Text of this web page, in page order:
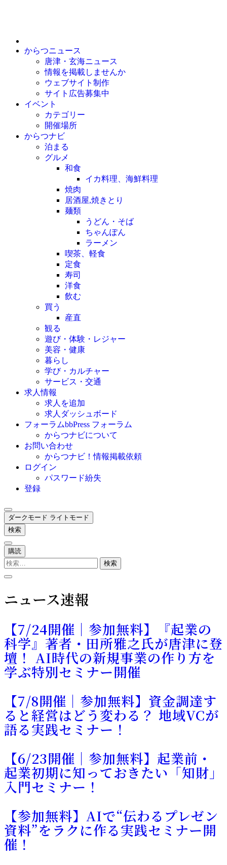
からつニュース
唐津・玄海ニュース
情報を掲載しませんか
ウェブサイト制作
サイト広告募集中
イベント
カテゴリー
開催場所
からつナビ
泊まる
グルメ
和食
イカ料理、海鮮料理
焼肉
居酒屋,焼きとり
麺類
うどん・そば
ちゃんぽん
ラーメン
喫茶、軽食
定食
寿司
洋食
飲む
買う
産直
観る
遊び・体験・レジャー
美容・健康
暮らし
学び・カルチャー
サービス・交通
求人情報
求人を追加
求人ダッシュボード
フォーラムbbPress フォーラム
からつナビについて
お問い合わせ
からつナビ！情報掲載依頼
ログイン
パスワード紛失
登録
ダークモード ライトモード
検索
購読
検
ニュース速報
【7/24開催｜参加無料】『起業の
科学』著者・田所雅之氏が唐津に登
壇！ AI時代の新規事業の作り方を
学ぶ特別セミナー開催
【7/8開催｜参加無料】資金調達す
ると経営はどう変わる？ 地域VCが
語る実践セミナー！
【6/23開催｜参加無料】起業前・
起業初期に知っておきたい「知財」
入門セミナー！
【参加無料】AIで“伝わるプレゼン
資料”をラクに作る実践セミナー開
催！